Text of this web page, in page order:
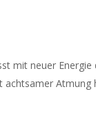
mit neuer